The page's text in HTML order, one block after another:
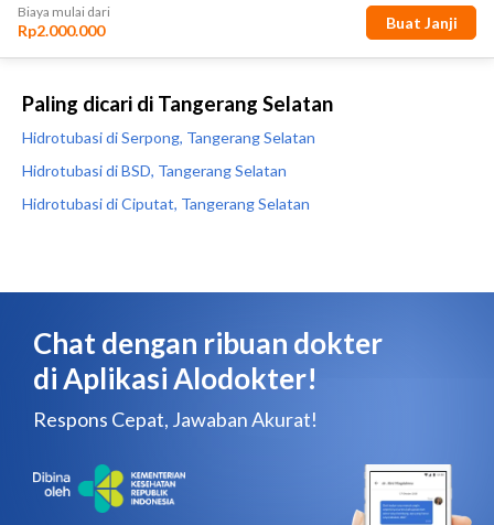
Paling dicari di Tangerang Selatan
Hidrotubasi di Serpong, Tangerang Selatan
Hidrotubasi di BSD, Tangerang Selatan
Hidrotubasi di Ciputat, Tangerang Selatan